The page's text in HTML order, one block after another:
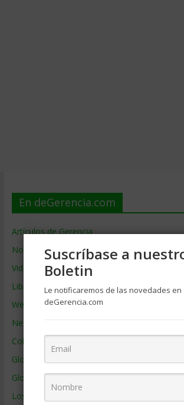
En deGerencia.com
Artículos de Gerencia
Noticias de Gerencia
Videos de Gerencia
Libros de Gerencia
Webs de Gerencia
Negocios por País
Colaboradores de Gerencia
Glosario
Glosario Inglés – Español
Los mejores MBA
Suscríbase a
Boletin
Le notificaremos de las novedades en
deGerencia.com